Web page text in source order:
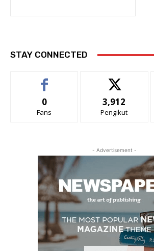
STAY CONNECTED
0
Fans
3,912
Pengikut
- Advertisement -